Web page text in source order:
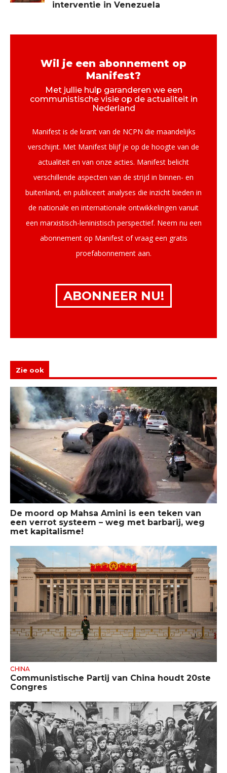
interventie in Venezuela
Wil je een abonnement op
Manifest?
Met jullie hulp garanderen we een
communistische visie op de actualiteit in
Nederland
Manifest is de krant van de NCPN die maandelijks
verschijnt. Met Manifest blijf je op de hoogte van de
actualiteit en van onze acties. Manifest belicht
verschillende aspecten van de strijd in binnen- en
buitenland, en publiceert analyses die inzicht bieden in
de nationale en internationale ontwikkelingen vanuit
een marxistisch-leninistisch perspectief. Neem nu een
abonnement op Manifest of vraag een gratis
proefabonnement aan.
ABONNEER NU!
Zie ook
De moord op Mahsa Amini is een teken van
een verrot systeem – weg met barbarij, weg
met kapitalisme!
CHINA
Communistische Partij van China houdt 20ste
Congres